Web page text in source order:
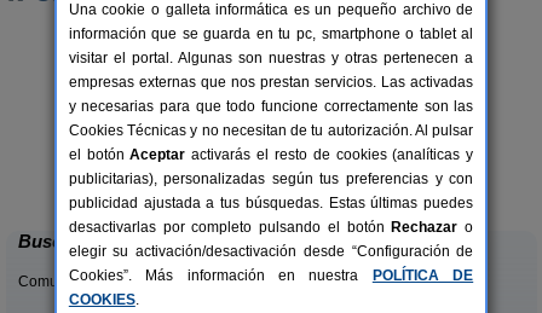
12 pers.
desde25 €
Casa Rural Satzu
Markina Xemein (Vizcaya)
Buscar
Comunidades:
Una cookie o galleta informática es un pequeño archivo de
información que se guarda en tu pc, smartphone o tablet al
visitar el portal. Algunas son nuestras y otras pertenecen a
empresas externas que nos prestan servicios. Las activadas
y necesarias para que todo funcione correctamente son las
Cookies Técnicas y no necesitan de tu autorización. Al pulsar
el botónAceptar activarás el resto de cookies (analíticas y
publicitarias), personalizadas según tus preferencias y con
publicidad ajustada a tus búsquedas. Estas últimas puedes
desactivarlas por completo pulsando el botón Rechazar o
elegir su activación/desactivación desde “Configuración de
Cookies”. Más información en nuestra
POLÍTICA DE
COOKIES.